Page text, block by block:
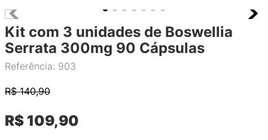
Kit com 3 unidades de Boswellia
Serrata 300mg 90 Cápsulas
Referência: 903
R$140,90
R$ 109,90